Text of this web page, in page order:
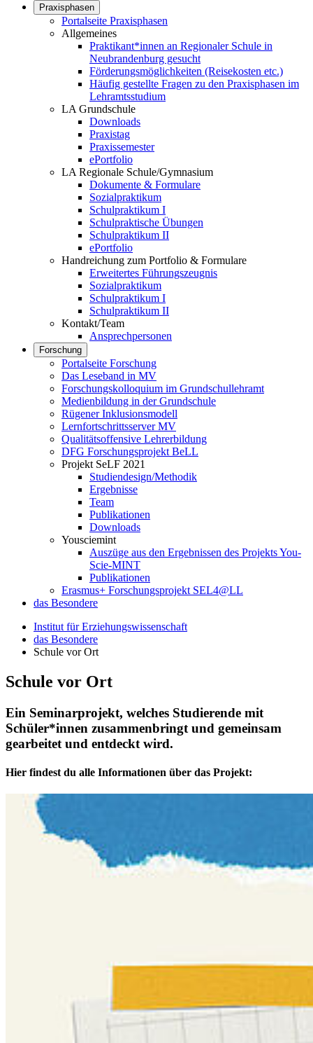
Praxisphasen
Portalseite Praxisphasen
Allgemeines
Praktikant*innen an Regionaler Schule in
Neubrandenburg gesucht
Förderungsmöglichkeiten (Reisekosten etc.)
Häufig gestellte Fragen zu den Praxisphasen im
Lehramtsstudium
LA Grundschule
Downloads
Praxistag
Praxissemester
ePortfolio
LA Regionale Schule/Gymnasium
Dokumente & Formulare
Sozialpraktikum
Schulpraktikum I
Schulpraktische Übungen
Schulpraktikum II
ePortfolio
Handreichung zum Portfolio & Formulare
Erweitertes Führungszeugnis
Sozialpraktikum
Schulpraktikum I
Schulpraktikum II
Kontakt/Team
Ansprechpersonen
Forschung
Portalseite Forschung
Das Leseband in MV
Forschungskolloquium im Grundschullehramt
Medienbildung in der Grundschule
Rügener Inklusionsmodell
Lernfortschrittsserver MV
Qualitätsoffensive Lehrerbildung
DFG Forschungsprojekt BeLL
Projekt SeLF 2021
Studiendesign/Methodik
Ergebnisse
Team
Publikationen
Downloads
Yousciemint
Auszüge aus den Ergebnissen des Projekts You-
Scie-MINT
Publikationen
Erasmus+ Forschungsprojekt SEL4@LL
das Besondere
Institut für Erziehungswissenschaft
das Besondere
Schule vor Ort
Schule vor Ort
Ein Seminarprojekt, welches Studierende mit
Schüler*innen zusammenbringt und gemeinsam
gearbeitet und entdeckt wird.
Hier findest du alle Informationen über das Projekt: